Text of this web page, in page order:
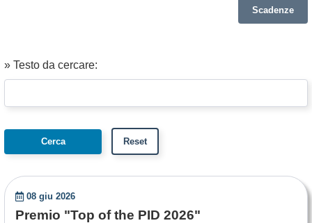
Scadenze
» Testo da cercare:
08 giu 2026
Premio "Top of the PID 2026"